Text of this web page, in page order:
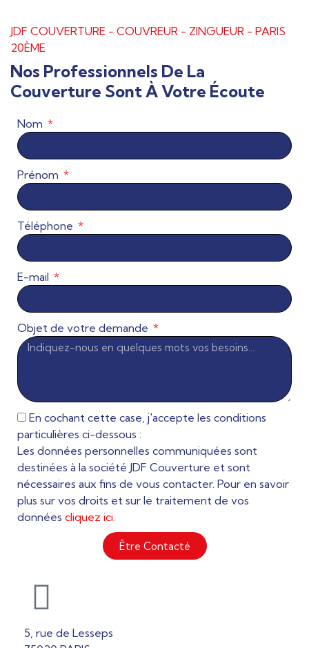
JDF COUVERTURE - COUVREUR - ZINGUEUR - PARIS
20ÈME
Nos Professionnels De La
Couverture Sont À Votre Écoute
Nom
Prénom
Téléphone
E-mail
Objet de votre demande
En cochant cette case, j'accepte les conditions
particulières ci-dessous :
Les données personnelles communiquées sont
destinées à la société JDF Couverture et sont
nécessaires aux fins de vous contacter. Pour en savoir
plus sur vos droits et sur le traitement de vos
données cliquez ici.
Être Contacté
5, rue de Lesseps